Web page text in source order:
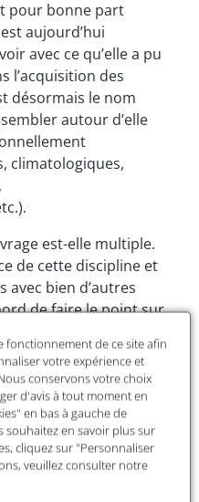
pour bonne part
aujourd’hui
avec ce qu’elle a pu
l’acquisition des
désormais le nom
autour d’elle
climatologiques,
est-elle multiple.
de cette discipline et
avec bien d’autres
de faire le point sur
pour cela,
spécialistes de la
Mais il s’agit tout
un regard critique
déploie et, d’autre
sur les défis qu’il lui
pleinement visible.
fonctionnement de ce site afin
votre expérience et
conservons votre choix
d'avis à tout moment en
en bas à gauche de
souhaitez en savoir plus sur
cliquez sur "Personnaliser
veuillez consulter notre